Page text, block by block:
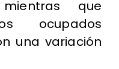
que
ocupados
una variación